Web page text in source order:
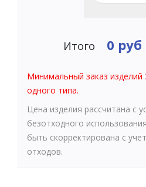
Итого 0 руб
Минимальный заказ изделий
одного типа.
Цена изделия рассчитана с
безотходного
быть скорректирована с
отходов.